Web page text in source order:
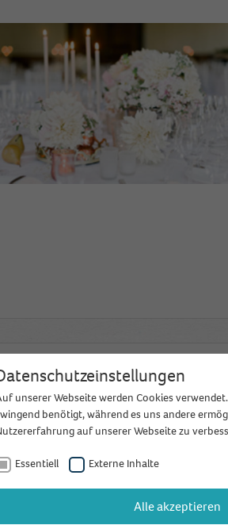
unserer Webseite werden Cookies
benötigt, während es uns andere
auf unserer Webseite zu
Essentiell Externe Inhalte
Alle akzeptieren